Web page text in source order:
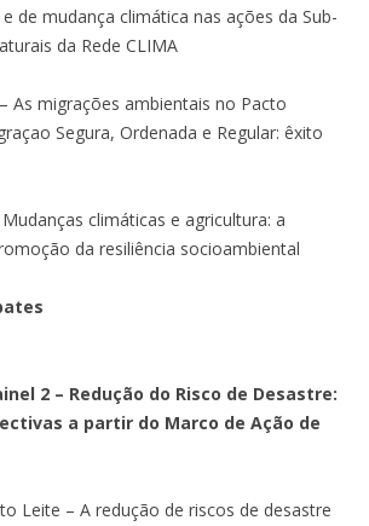
de mudança climática nas ações da Sub-
da Rede CLIMA
As migrações ambientais no Pacto
Segura, Ordenada e Regular: êxito
climáticas e agricultura: a
da resiliência socioambiental
2 – Redução do Risco de Desastre:
a partir do Marco de Ação de
Leite – A redução de riscos de desastre